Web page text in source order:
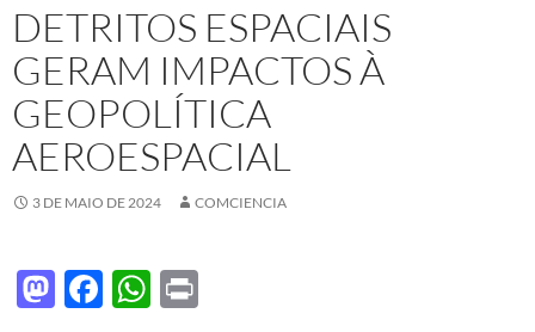
DETRITOS ESPACIAIS
GERAM IMPACTOS À
GEOPOLÍTICA
AEROESPACIAL
3 DE MAIO DE 2024 COMCIENCIA
M F
W